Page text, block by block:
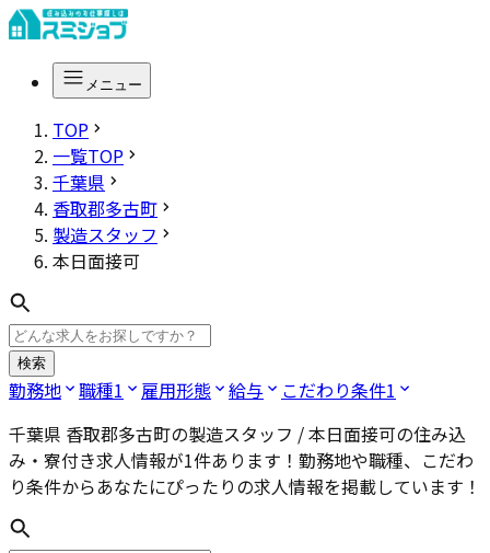
メニュー
TOP
一覧TOP
千葉県
香取郡多古町
製造スタッフ
本日面接可
検索
勤務地 職種1 雇用形態 給与 こだわり条件1
千葉県 香取郡多古町の製造スタッフ / 本日面接可の住み込
み・寮付き求人情報が1件あります！勤務地や職種、こだわ
り条件からあなたにぴったりの求人情報を掲載しています！